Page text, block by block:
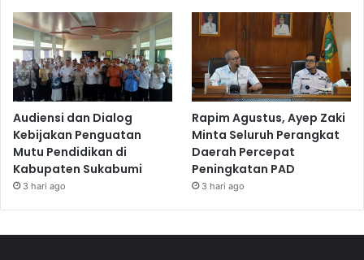
Audiensi dan Dialog
Kebijakan Penguatan
Mutu Pendidikan di
Kabupaten Sukabumi
3 hari ago
Rapim Agustus, Ayep Zaki
Minta Seluruh Perangkat
Daerah Percepat
Peningkatan PAD
3 hari ago